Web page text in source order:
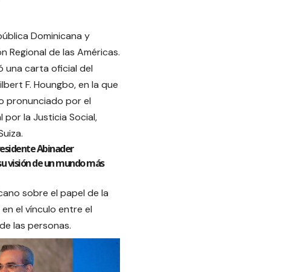
Dominicana y
Regional de las Américas.
una carta oficial del
F. Houngbo, en la que
pronunciado por el
por la Justicia Social,
Abinader
visión de un mundo más
sobre el papel de la
el vínculo entre el
las personas.